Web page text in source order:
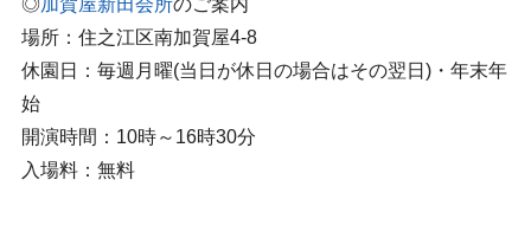
◎加賀屋新田会所のご案内
場所：住之江区南加賀屋4-8
休園日：毎週月曜(当日が休日の場合はその翌日)・年末年
始
開演時間：10時～16時30分
入場料：無料